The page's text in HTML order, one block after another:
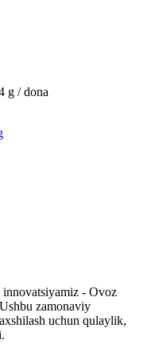
g / dona
- Ovoz
zamonaviy
uchun qulaylik,